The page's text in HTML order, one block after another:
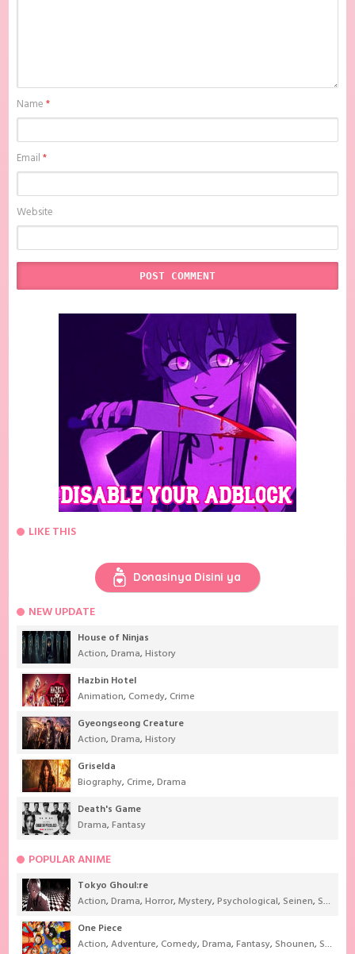
Name*
Email*
Website
LIKE THIS
Donasinya Disini ya
NEW UPDATE
House of Ninjas
Action,Drama,History
Hazbin Hotel
Animation, Comedy, Crime
Gyeongseong Creature
Action,Drama,History
Griselda
Biography, Crime,Drama
Death's Game
Drama,Fantasy
POPULAR ANIME
Tokyo Ghoul:re
Action,Drama,Horror,Mystery,Psychological, Seinen, Supernatural
One Piece
Action,Adventure, Comedy,Drama,Fantasy, Shounen, Super Power